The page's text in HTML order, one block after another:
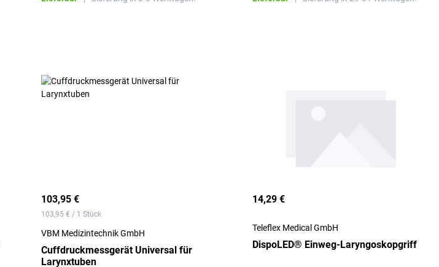
103,95 €
103,95 € / 1 Stück
VBM Medizintechnik GmbH
Cuffdruckmessgerät Universal für
Larynxtuben
14,29 €
Teleflex Medical GmbH
DispoLED® Einweg-Laryngoskopgriff